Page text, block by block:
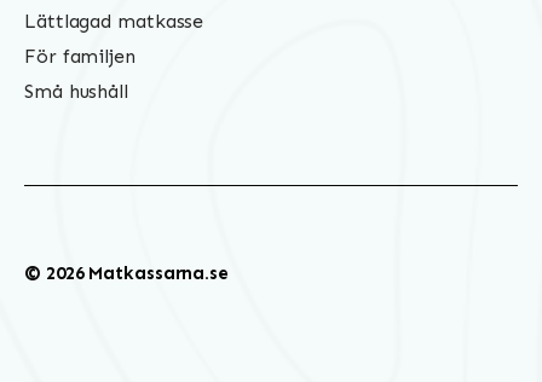
Lättlagad matkasse
För familjen
Små hushåll
© 2026 Matkassarna.se